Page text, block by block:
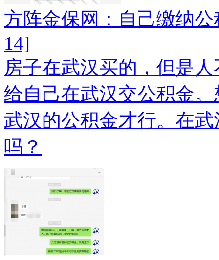
方阵金保网：自己缴纳
14]
房子在武汉买的，但是
给自己在武汉交公积金
武汉的公积金才行。在
吗？